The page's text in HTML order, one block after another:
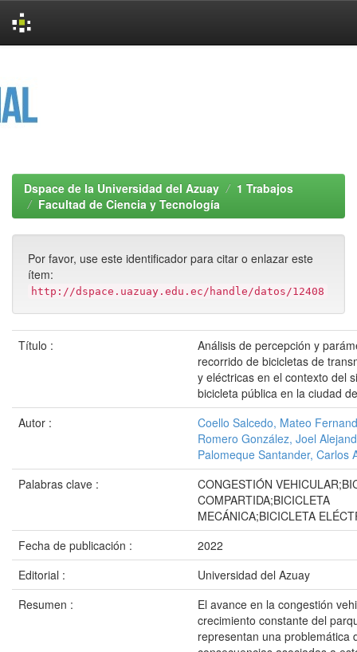
Dspace de la Universidad del Azuay
1 Trabajos
Facultad de Ciencia y Tecnología
Por favor, use este identificador para citar o enlazar este
ítem:
http://dspace.uazuay.edu.ec/handle/datos/12408
Título :
Análisis de percepción y
recorrido de bicicletas de
y eléctricas en el contexto del
bicicleta pública en la ciudad
Autor :
Coello Salcedo, Mateo
Romero González, Joel
Palomeque Santander, Carlos
Palabras clave :
CONGESTIÓN
COMPARTIDA;BICICLETA
MECÁNICA;BICICLETA
Fecha de publicación :
2022
Editorial :
Universidad del Azuay
Resumen :
El avance en la congestión
crecimiento constante del
representan una problemática